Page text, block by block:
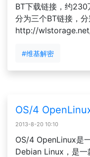
BT下载链接，约
分为三个BT链接，
http://
#维基解密
OS/4
2013-8-20 10:10
OS/4 OpenLinux是
Debian Linux，是一